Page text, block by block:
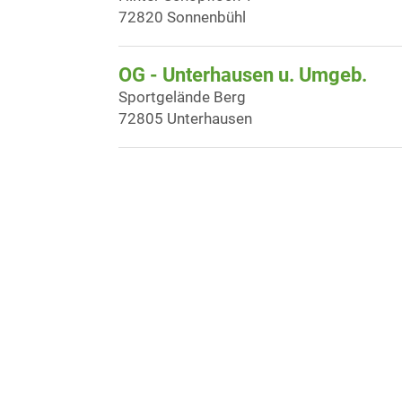
72820 Sonnenbühl
OG - Unterhausen u. Umgeb.
Sportgelände Berg
72805 Unterhausen